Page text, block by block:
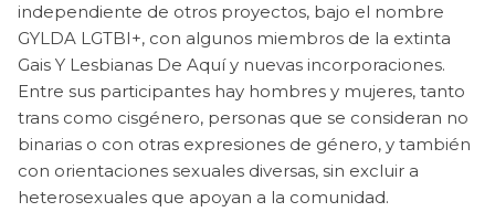
independiente de otros proyectos, bajo el nombre
GYLDA LGTBI+, con algunos miembros de la extinta
Gais Y Lesbianas De Aquí y nuevas incorporaciones.
Entre sus participantes hay hombres y mujeres, tanto
trans como cisgénero, personas que se consideran no
binarias o con otras expresiones de género, y también
con orientaciones sexuales diversas, sin excluir a
heterosexuales que apoyan a la comunidad.